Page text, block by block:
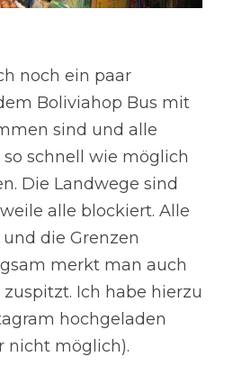
noch ein paar
Boliviahop Bus mit
sind und alle
schnell wie möglich
Die Landwege sind
alle blockiert. Alle
die Grenzen
merkt man auch
Ich habe hierzu
hochgeladen
nicht möglich).